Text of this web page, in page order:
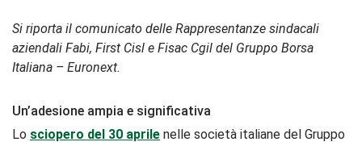
Si riporta il comunicato delle Rappresentanze sindacali
aziendali Fabi, First Cisl e Fisac Cgil del Gruppo Borsa
Italiana – Euronext.
Un’adesione ampia e significativa
Lo sciopero del 30 aprile nelle società italiane del Gruppo